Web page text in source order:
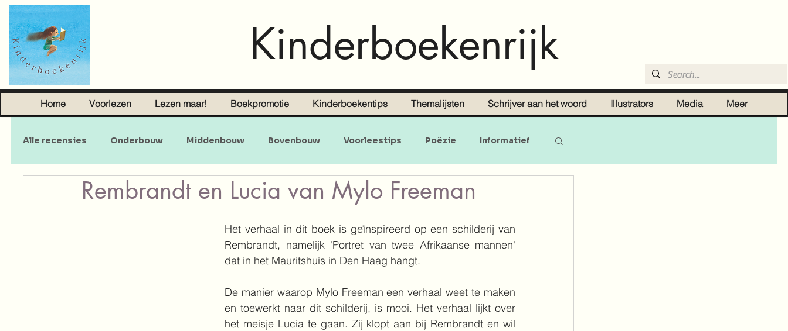
Kinderboekenrijk
Home Voorlezen Lezen maar! Boekpromotie Kinderboekentips Themalijsten Schrijver aan het woord Illustrators Media Meer
Alle recensies Onderbouw Middenbouw Bovenbouw Voorleestips Poëzie Informatief
Sprookjes Young Adult Volwassenen Doe-en zoekboeken Baby's en peuters
Rembrandt en Lucia van Mylo Freeman
Het verhaal in dit boek is geïnspireerd op een schilderij van
Rembrandt, namelijk 'Portret van twee Afrikaanse mannen'
dat in het Mauritshuis in Den Haag hangt.
De manier waarop Mylo Freeman een verhaal weet te maken
en toewerkt naar dit schilderij, is mooi. Het verhaal lijkt over
het meisje Lucia te gaan. Zij klopt aan bij Rembrandt en wil